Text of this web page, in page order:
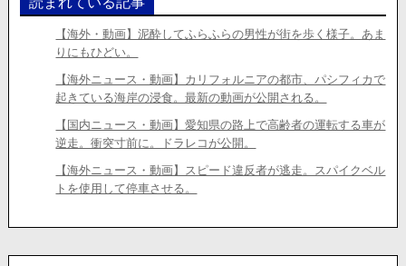
【海外・動画】泥酔してふらふらの男性が街を歩く様子。あま
りにもひどい。
【海外ニュース・動画】カリフォルニアの都市、パシフィカで
起きている海岸の浸食。最新の動画が公開される。
【国内ニュース・動画】愛知県の路上で高齢者の運転する車が
逆走。衝突寸前に。ドラレコが公開。
【海外ニュース・動画】スピード違反者が逃走。スパイクベル
トを使用して停車させる。